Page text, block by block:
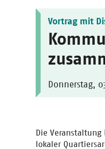
Vortrag mit
Donnerstag,
Die
lokaler